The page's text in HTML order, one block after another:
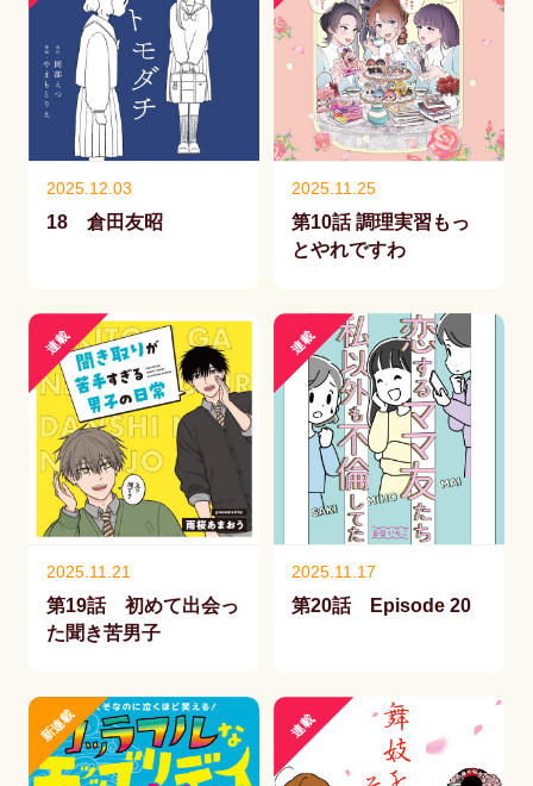
2025.12.03
18 倉田友昭
2025.11.25
第10話 調理実習もっ
とやれですわ
連載
2025.11.21
第19話 初めて出会っ
た聞き苦男子
連載
2025.11.17
第20話 Episode 20
新連載 連載